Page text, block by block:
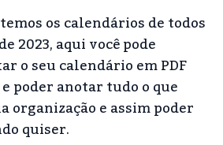
os calendários de todos
2023, aqui você pode
o seu calendário em PDF
poder anotar tudo o que
organização e assim poder
quiser.